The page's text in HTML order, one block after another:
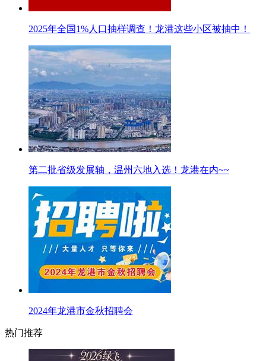
2025年全国1%人口抽样调查！龙港这些小区被抽中！
第二批省级发展轴，温州六地入选！龙港在内~~
2024年龙港市金秋招聘会
热门推荐